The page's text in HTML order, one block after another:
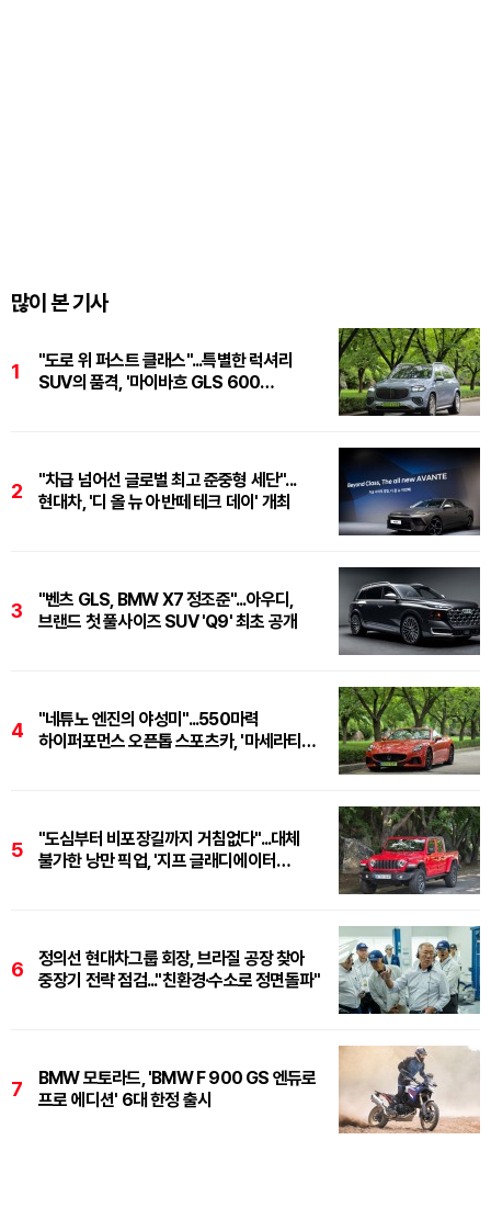
많이 본 기사
1
"도로 위 퍼스트 클래스"...특별한 럭셔리
SUV의 품격, '마이바흐 GLS 600
2
"차급 넘어선 글로벌 최고 준중형 세단"...
현대차, '디 올 뉴 아반떼 테크 데이' 개최
3
"벤츠 GLS, BMW X7 정조준"...아우디,
브랜드 첫 풀사이즈 SUV 'Q9' 최초 공개
4
"네튜노 엔진의 야성미"...550마력
하이퍼포먼스 오픈톱 스포츠카, '마세라티
5
"도심부터 비포장길까지 거침없다"...대체
불가한 낭만 픽업, '지프 글래디에이터
6
정의선 현대차그룹 회장, 브라질 공장 찾아
중장기 전략 점검..."친환경·수소로 정면돌파"
7
BMW 모토라드, 'BMW F 900 GS 엔듀로
프로 에디션' 6대 한정 출시